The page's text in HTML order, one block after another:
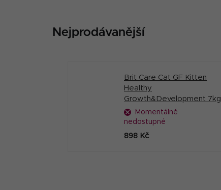
Nejprodávanější
Brit Care Cat GF Kitten
Healthy
Growth&Development 7kg
Momentálně
nedostupné
898 Kč